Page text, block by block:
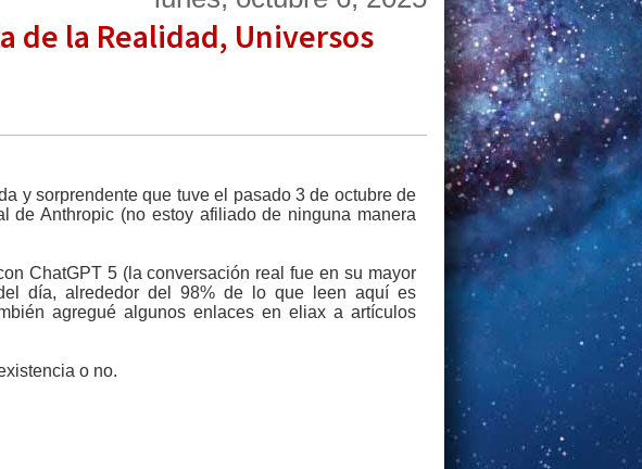
de la Realidad, Universos
y sorprendente que tuve el pasado 3 de octubre de
de Anthropic (no estoy afiliado de ninguna manera
ChatGPT 5 (la conversación real fue en su mayor
día, alrededor del 98% de lo que leen aquí es
agregué algunos enlaces en eliax a artículos
o no.